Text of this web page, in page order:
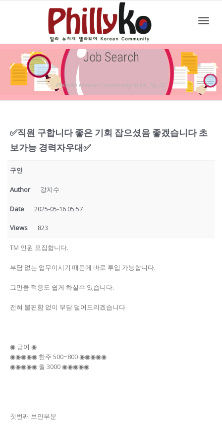
Job Search
PhillyKo Korean Community in PA, NJ, DE
✅직원 구합니다 좋은 기회 잡으셨음 좋겠습니다 초
보가능 경력자우대✅
구인
Author 강지수
Date 2025-05-16 05:57
Views 823
TM 인원 모집합니다.
부담 없는 업무이시기 때문에 바로 투입 가능합니다.
그만큼 적응도 쉽게 하실수 있습니다.
전혀 불편함 없이 부담 덜어드리겠습니다.
◉ 급여 ◉
◉◉◉◉◉ 한주 500~800 ◉◉◉◉◉
◉◉◉◉◉ 월 3000 ◉◉◉◉◉
첫번째 보안부분